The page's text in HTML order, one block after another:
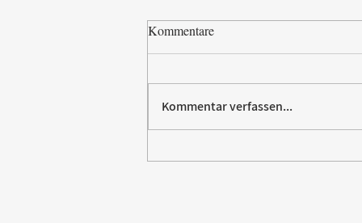
Kommentare
Kommentar verfassen...